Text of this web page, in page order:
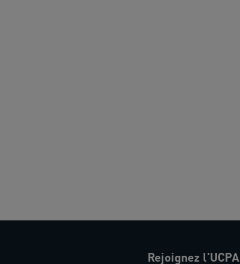
Rejoignez l'UCPA